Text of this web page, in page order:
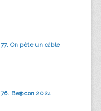
On pète un câble
Be@con 2024